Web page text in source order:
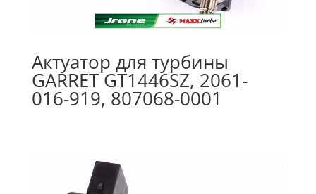
Актуатор для турбины
GARRET GT1446SZ, 2061-
016-919, 807068-0001